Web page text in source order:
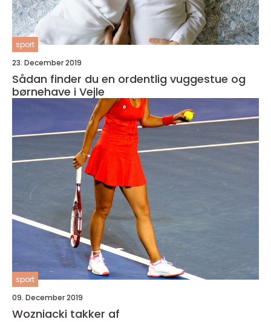
sport
23. December 2019
Sådan finder du en ordentlig vuggestue og
børnehave i Vejle
sport
09. December 2019
Wozniacki takker af